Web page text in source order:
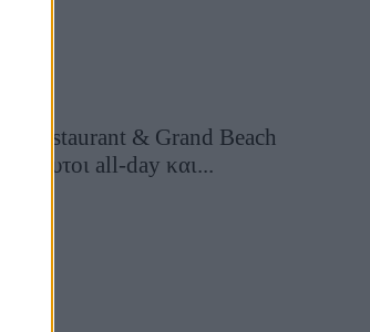
Restaurant & Grand Beach
all-day και...